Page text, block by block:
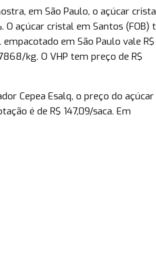
em São Paulo, o açúcar
O açúcar cristal em Santos (FOB)
em São Paulo vale R$
kg. O VHP tem preço de R$
Cepea Esalq, o preço do
é de R$ 147,09/saca. Em